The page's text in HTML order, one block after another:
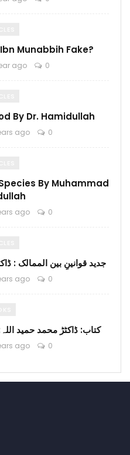
Munabbih Fake?
ago 0
By Dr. Hamidullah
ago 0
By Muhammad
ago 0
جدید قوانینِ بین الممالک :
ago 0
کتاب: ڈاکٹڑ محمد حمید
ago 0